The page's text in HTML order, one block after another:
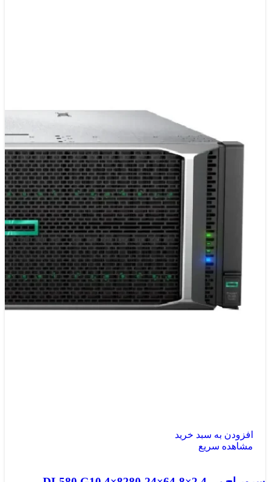
افزودن به سبد خرید
مشاهده سریع